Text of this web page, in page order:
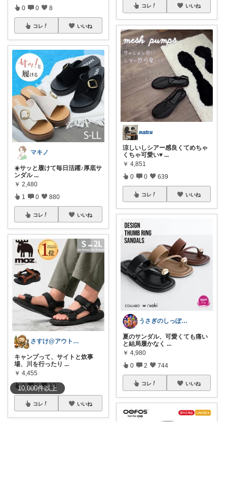
10,000件以上
0 0 8
コレ いいね
マキノ
☀️サッと履けて毎日活躍♪厚底サ
ンダル...
￥ 2,480
1 0 880
コレ いいね
さすけ@アウトドア&防災グッズ紹介
キャンプって、サイトと炊事
場、川を行ったり ...
￥ 4,455
0 0 13
コレ いいね
コレ いいね
𝒏𝒂𝒕𝒔𝒖
涼しいしシアー感良くてめちゃ
くちゃ可愛い♥ ...
￥ 4,851
0 0 639
コレ いいね
うさぎのしっぽ43🐰2児の母👧朝コレ
夏のサンダル、可愛くても痛い
と結局履かなく ...
￥ 4,980
0 2 744
コレ いいね